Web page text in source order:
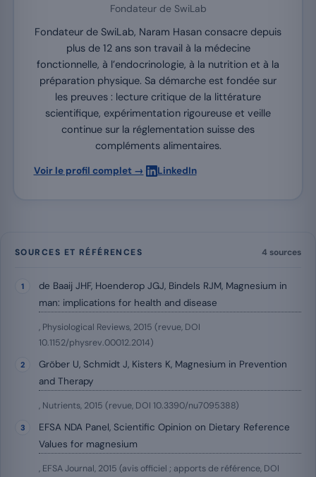
Fondateur de SwiLab
Fondateur de SwiLab, Naram Hasan consacre depuis
plus de 12 ans son travail à la médecine
fonctionnelle, à l’endocrinologie, à la nutrition et à la
préparation physique. Sa démarche est fondée sur
les preuves : lecture critique de la littérature
scientifique, expérimentation rigoureuse et veille
continue sur la réglementation suisse des
compléments alimentaires.
Voir le profil complet → LinkedIn
SOURCES ET RÉFÉRENCES 4 sources
de Baaij JHF, Hoenderop JGJ, Bindels RJM, Magnesium in
man: implications for health and disease
, Physiological Reviews, 2015 (revue, DOI
10.1152/physrev.00012.2014)
Gröber U, Schmidt J, Kisters K, Magnesium in Prevention
and Therapy
, Nutrients, 2015 (revue, DOI 10.3390/nu7095388)
EFSA NDA Panel, Scientific Opinion on Dietary Reference
Values for magnesium
, EFSA Journal, 2015 (avis officiel ; apports de référence, DOI